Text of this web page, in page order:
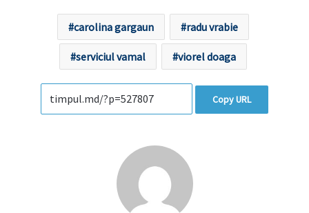
carolina gargaun radu vrabie
serviciul vamal viorel doaga
Copy URL